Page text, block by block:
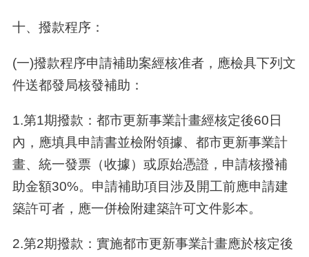
十、 撥款程序：
(一)撥款程序申請補助案經核准者，應檢具下列文
件送都發局核發補助：
1.第1期撥款：都市更新事業計畫經核定後60日
內，應填具申請書並檢附領據、都市更新事業計
畫、統一發票（收據）或原始憑證，申請核撥補
助金額30%。申請補助項目涉及開工前應申請建
築許可者，應一併檢附建築許可文件影本。
2.第2期撥款：實施都市更新事業計畫應於核定後